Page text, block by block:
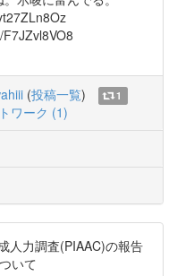
(投稿一覧)
1
ワーク (1)
人力調査(PIAAC)の報告
いて